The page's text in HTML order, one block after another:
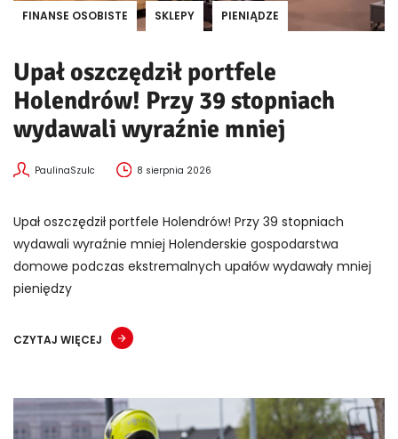
FINANSE OSOBISTE SKLEPY PIENIĄDZE
Upał oszczędził portfele
Holendrów! Przy 39 stopniach
wydawali wyraźnie mniej
PaulinaSzulc 8 sierpnia 2026
Upał oszczędził portfele Holendrów! Przy 39 stopniach
wydawali wyraźnie mniej Holenderskie gospodarstwa
domowe podczas ekstremalnych upałów wydawały mniej
pieniędzy
CZYTAJ WIĘCEJ